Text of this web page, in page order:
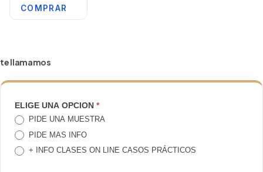
COMPRAR
te llamamos
TE
LLAMAMOS
ELIGE UNA OPCION *
PIDE UNA MUESTRA
PIDE MAS INFO
+ INFO CLASES ON LINE CASOS PRÁCTICOS